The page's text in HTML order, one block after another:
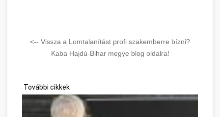
<-- Vissza a Lomtalanítást profi szakemberre bízni?
Kaba Hajdú-Bihar megye blog oldalra!
További cikkek